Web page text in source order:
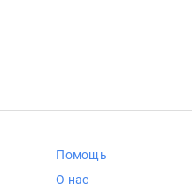
Помощь
О нас